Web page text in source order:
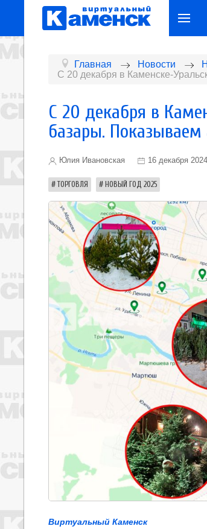
Главная Новости
С 20 декабря в Каменске-
С 20 декабря в
базары. Показываем
Юлия Ивановская 16 декабря 2024
ТОРГОВЛЯ НОВЫЙ ГОД 2025
Виртуальный Каменск